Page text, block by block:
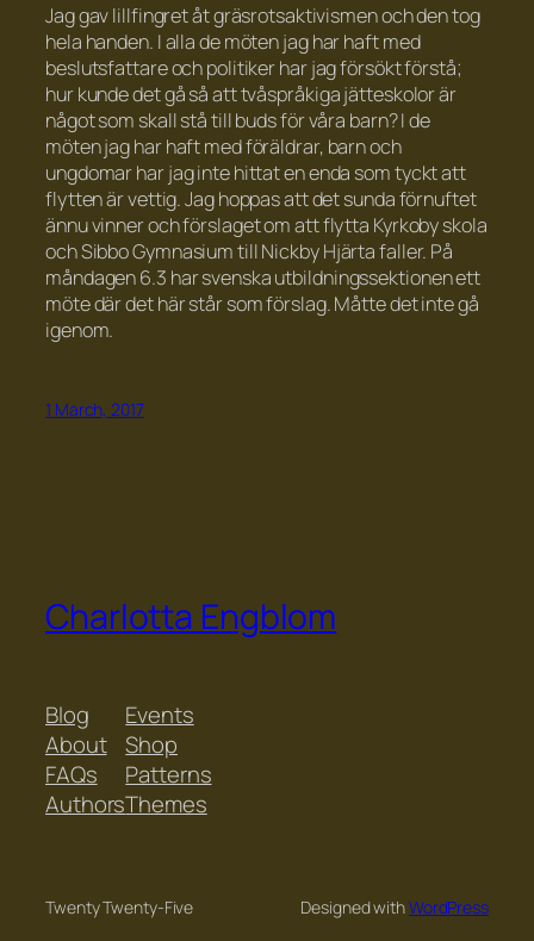
Jag gav lillfingret åt gräsrotsaktivismen och den tog
hela handen. I alla de möten jag har haft med
beslutsfattare och politiker har jag försökt förstå;
hur kunde det gå så att tvåspråkiga jätteskolor är
något som skall stå till buds för våra barn? I de
möten jag har haft med föräldrar, barn och
ungdomar har jag inte hittat en enda som tyckt att
flytten är vettig. Jag hoppas att det sunda förnuftet
ännu vinner och förslaget om att flytta Kyrkoby skola
och Sibbo Gymnasium till Nickby Hjärta faller. På
måndagen 6.3 har svenska utbildningssektionen ett
möte där det här står som förslag. Måtte det inte gå
igenom.
1 March, 2017
Charlotta Engblom
Blog
About
FAQs
Authors
Events
Shop
Patterns
Themes
Twenty Twenty-Five Designed withWordPress